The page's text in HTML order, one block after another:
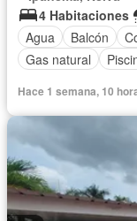
4 Habitaciones
Agua
Balcón
Gas natural
Hace 1 semana, 10